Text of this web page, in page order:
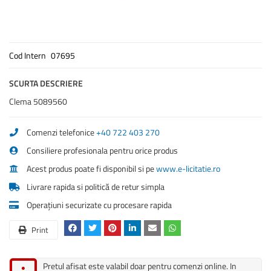
Cod Intern 07695
SCURTA DESCRIERE
Clema 5089560
Comenzi telefonice+40 722 403 270
Consiliere profesionala pentru orice produs
Acest produs poate fi disponibil si pewww.e-licitatie.ro
Livrare rapida si politică de retur simpla
Operațiuni securizate cu procesare rapida
Print
Pretul afisat este valabil doar pentru comenzi online. In